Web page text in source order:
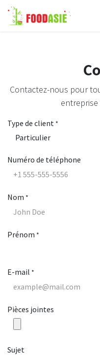
Skip to Content
Contactez-nous pour
Type de client *
Numéro de téléphone
Nom *
Prénom *
E-mail *
Pièces jointes
Sujet